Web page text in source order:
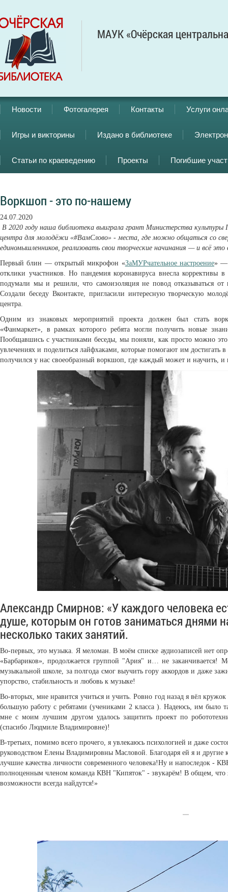
МАУК «Очёрская
Новости Фотогалерея Контакты Услуги
Игры и викторины Издано в библиотеке
Статьи по краеведению Проекты Погибшие
Воркшоп - это по-нашему
24.07.2020
В 2020 году наша библиотека выиграла грант Министерства культуры
центра для молодёжи «#ВамСлово» - места, где можно общаться со
единомышленников, реализовать свои творческие начинания — и всё
Первый блин — открытый микрофон «ЗаМУРчательное настроение» —
отклики участников. Но пандемия коронавируса внесла
подумали мы и решили, что самоизоляция не повод отказываться
Создали беседу Вконтакте, пригласили интересную творческую
центра.
Одним из знаковых мероприятий проекта должен был стать
«Фанмаркет», в рамках которого ребята могли получить новые
Пообщавшись с участниками беседы, мы поняли, как просто можно это
увлечениях и поделиться лайфхаками, которые помогают им достигать
получился у нас своеобразный воркшоп, где каждый может и научить,
Александр Смирнов: «У каждого человека
душе, которым он готов заниматься днями
несколько таких занятий.
Во-первых, это музыка. Я меломан. В моём списке аудиозаписей нет
«Барбариков», продолжается группой "Ария" и… не заканчивается!
музыкальной школе, за полгода смог выучить гору аккордов и даже
упорство, стабильность и любовь к музыке!
Во-вторых, мне нравится учиться и учить. Ровно год назад я вёл
большую работу с ребятами (учениками 2 класса ). Надеюсь, им было
мне с моим лучшим другом удалось защитить проект по
(спасибо Людмиле Владимировне)!
В-третьих, помимо всего прочего, я увлекаюсь психологией и даже
руководством Елены Владимировны Масловой. Благодаря ей я и другие
лучшие качества личности современного человека!Ну и напоследок -
полноценным членом команда КВН "Кипяток" - звукарём! В общем, что я
возможности всегда найдутся!»